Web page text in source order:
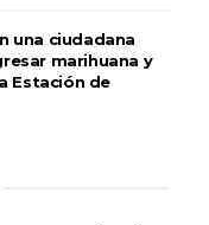
una ciudadana
marihuana y
Estación de